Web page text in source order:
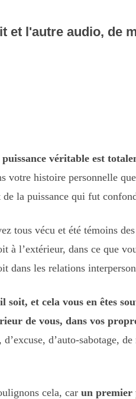
et l'autre audio, de
véritable est
votre histoire personnelle
de la puissance qui fut
tous vécu et été témoins
à l’extérieur, dans ce que
dans les relations
soit, et cela vous en êtes
de vous, dans vos
d’excuse, d’auto-sabotage,
cela, car un premier